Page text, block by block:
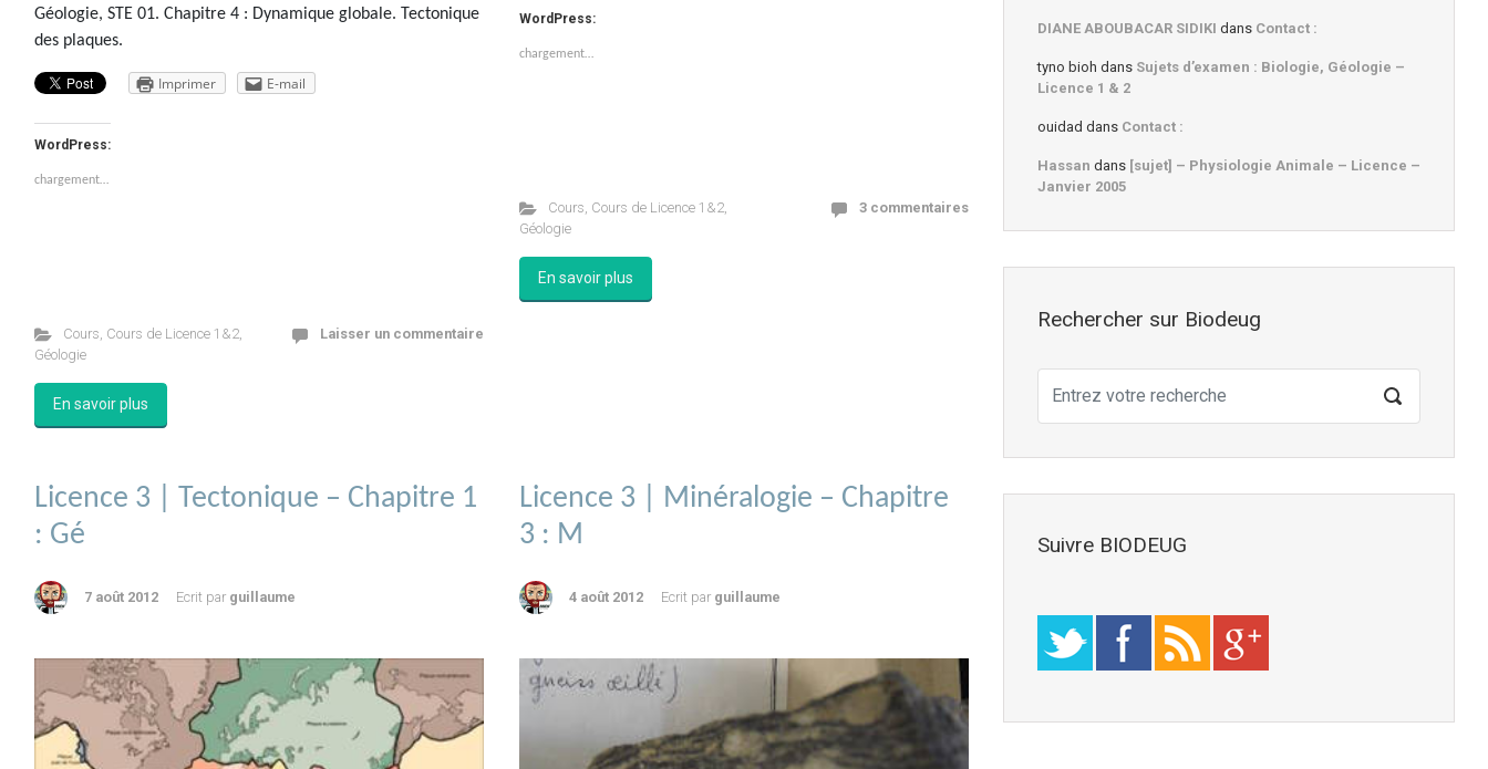
Géologie, STE 01. Chapitre 4 : Dynamique globale. Tectonique
des plaques.
Imprimer E-mail
WordPress:
chargement…
Cours Cours de Licence 1&2,
Géologie
Laisser un commentaire
En savoir plus
WordPress:
chargement…
Cours, Cours de Licence 1&2,
Géologie
3 commentaires
En savoir plus
Licence 3 | Tectonique – Chapitre 1
: Gé
7 août 2012 Ecrit par guillaume
Licence 3 | Minéralogie – Chapitre
3 : M
4 août 2012 Ecrit par guillaume
DIANE ABOUBACAR SIDIKI dans Contact :
tyno bioh dans Sujets d’examen : Biologie, Géologie –
Licence 1 & 2
ouidad dans Contact :
Hassan dans [sujet] – Physiologie Animale – Licence –
Janvier 2005
Rechercher sur Biodeug
Suivre BIODEUG